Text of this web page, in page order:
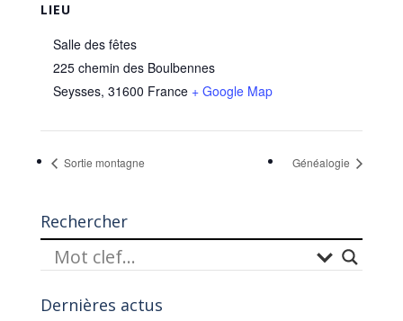
LIEU
Salle des fêtes
225 chemin des Boulbennes
Seysses, 31600 France + Google Map
Sortie montagne Généalogie
Rechercher
Dernières actus